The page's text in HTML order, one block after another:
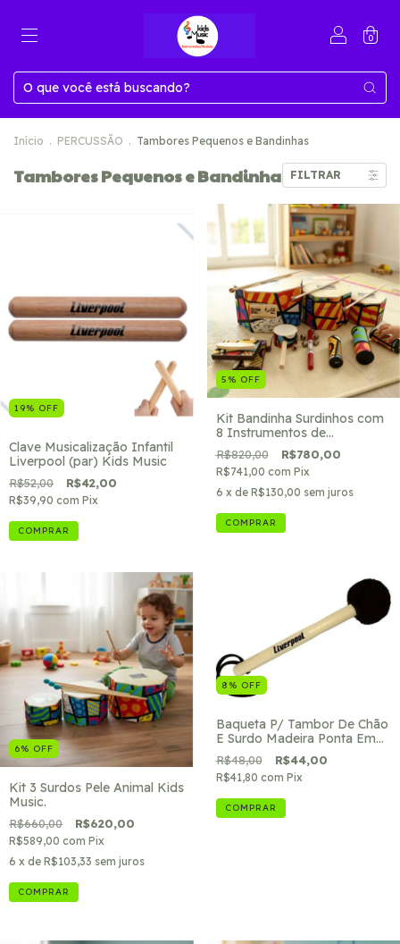
0
Início . PERCUSSÃO . Tambores Pequenos e Bandinhas
Tambores Pequenos e Bandinhas FILTRAR
19% OFF
Clave Musicalização Infantil
Liverpool (par) Kids Music
R$52,00 R$42,00
R$39,90 com Pix
COMPRAR
5 % OFF
Kit Bandinha Surdinhos com
8 Instrumentos de
Musicalização Infantil- Kids
Music
R$820,00 R$780,00
R$741,00 com Pix
6 x de R$130,00 sem juros
6% OFF
Kit 3 Surdos Pele Animal Kids
Music.
R$660,00 R$620,00
R$589,00 com Pix
6 x de R$103,33 sem juros
8 % OFF
Baqueta P/ Tambor De Chão
E Surdo Madeira Ponta Em
Pelúcia Preto
R$48,00 R$44,00
R$41,80 com Pix